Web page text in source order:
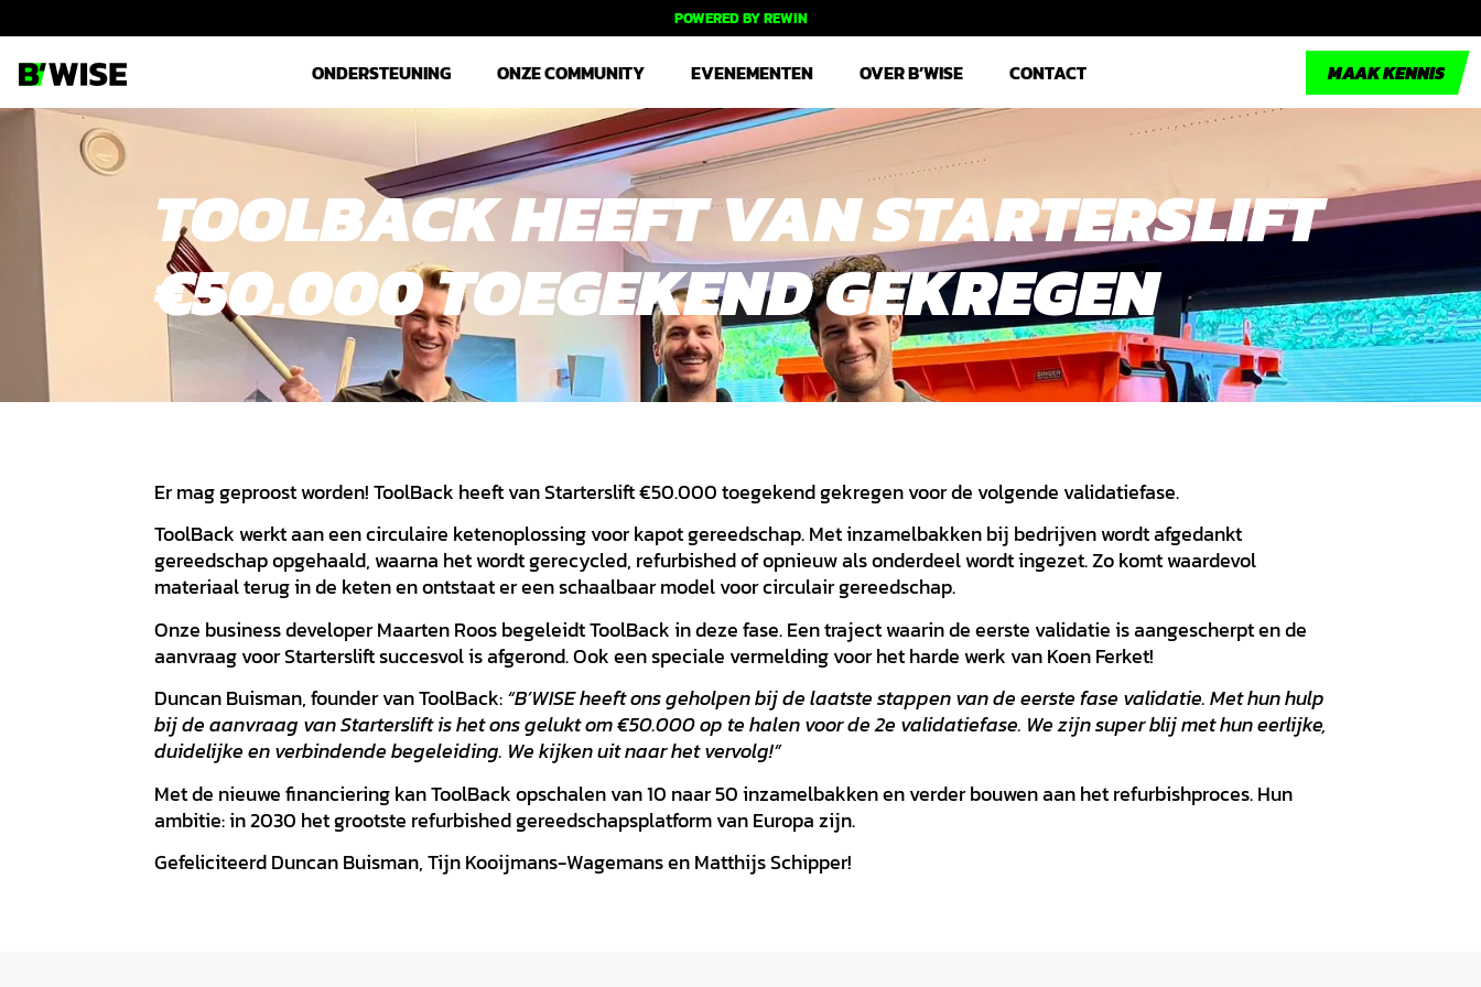
POWERED BY REWIN
ONDERSTEUNING ONZE COMMUNITY EVENEMENTEN OVER B’WISE CONTACT MAAK KENNIS
TOOLBACK HEEFT VAN STARTERSLIFT
€50.000 TOEGEKEND GEKREGEN
Er mag geproost worden! ToolBack heeft van Starterslift €50.000 toegekend gekregen voor de volgende validatiefase.
ToolBack werkt aan een circulaire ketenoplossing voor kapot gereedschap. Met inzamelbakken bij bedrijven wordt afgedankt
gereedschap opgehaald, waarna het wordt gerecycled, refurbished of opnieuw als onderdeel wordt ingezet. Zo komt waardevol
materiaal terug in de keten en ontstaat er een schaalbaar model voor circulair gereedschap.
Onze business developer Maarten Roos begeleidt ToolBack in deze fase. Een traject waarin de eerste validatie is aangescherpt en de
aanvraag voor Starterslift succesvol is afgerond. Ook een speciale vermelding voor het harde werk van Koen Ferket!
Duncan Buisman, founder van ToolBack:“B’WISE heeft ons geholpen bij de laatste stappen van de eerste fase validatie. Met hun hulp
bij de aanvraag van Starterslift is het ons gelukt om €50.000 op te halen voor de 2e validatiefase. We zijn super blij met hun eerlijke,
duidelijke en verbindende begeleiding. We kijken uit naar het vervolg!”
Met de nieuwe financiering kan ToolBack opschalen van 10 naar 50 inzamelbakken en verder bouwen aan het refurbishproces. Hun
ambitie: in 2030 het grootste refurbished gereedschapsplatform van Europa zijn.
Gefeliciteerd Duncan Buisman, Tijn Kooijmans-Wagemans en Matthijs Schipper!